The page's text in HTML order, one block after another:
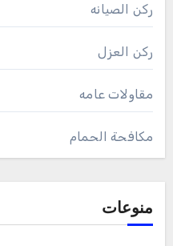
ركن الصيانه
ركن العزل
مقاولات عامه
مكافحة الحمام
منوعات